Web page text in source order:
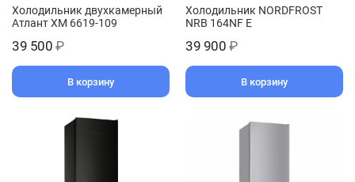
Холодильник двухкамерный
Атлант ХМ 6619-109
39 500 ₽
В корзину
Холодильник NORDFROST
NRB 164NF E
39 900 ₽
В корзину